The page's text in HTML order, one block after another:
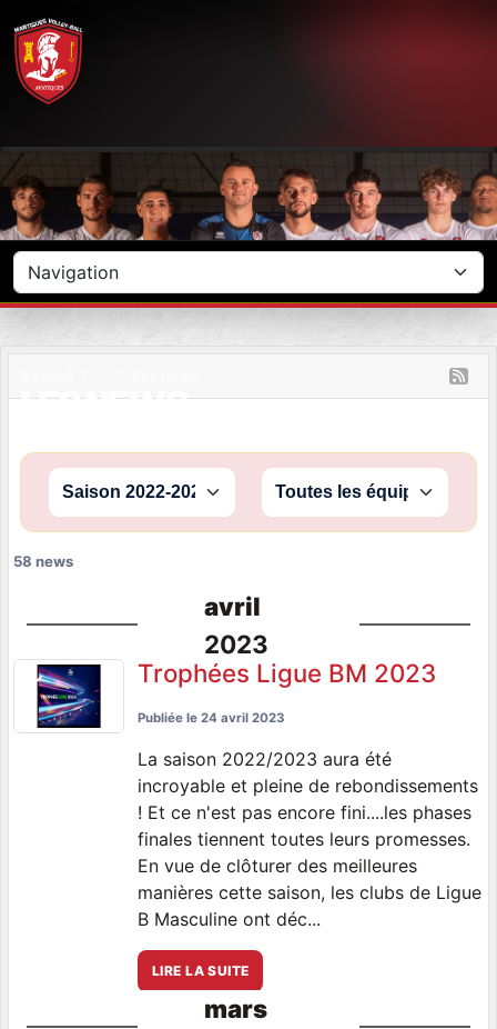
LES NEWS
58 news
avril
2023
Trophées Ligue BM 2023
Publiée le 24 avril 2023
La saison 2022/2023 aura été
incroyable et pleine de rebondissements
! Et ce n'est pas encore fini....les phases
finales tiennent toutes leurs promesses.
En vue de clôturer des meilleures
manières cette saison, les clubs de Ligue
B Masculine ont déc...
LIRE LA SUITE
mars
Panneau de gestion des cookies